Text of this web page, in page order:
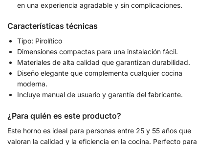
en una experiencia agradable y sin complicaciones.
Características técnicas
Tipo: Pirolítico
Dimensiones compactas para una instalación fácil.
Materiales de alta calidad que garantizan durabilidad.
Diseño elegante que complementa cualquier cocina
moderna.
Incluye manual de usuario y garantía del fabricante.
¿Para quién es este producto?
Este horno es ideal para personas entre 25 y 55 años que
valoran la calidad y la eficiencia en la cocina. Perfecto para